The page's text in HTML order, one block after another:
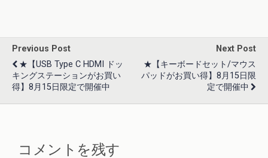
Previous Post
★【USB Type C HDMI ドッ
キングステーションがお買い
得】8月15日限定で開催中
Next Post
★【キーボードセット/マウス
パッドがお買い得】8月15日限
定で開催中
コメントを残す